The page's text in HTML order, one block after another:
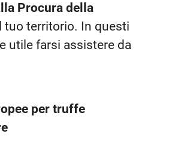
Procura della
tuo territorio. In questi
utile farsi assistere da
per truffe